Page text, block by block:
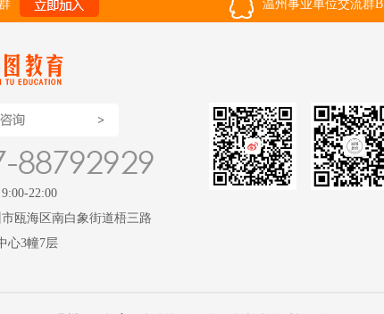
温州事业单位交流群B
22:00
瓯海区南白象街道梧三路
心3幢7层